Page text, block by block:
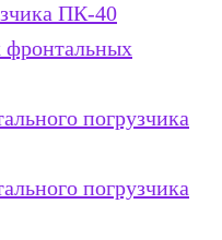
ПК-40
фронтальных
погрузчика
погрузчика